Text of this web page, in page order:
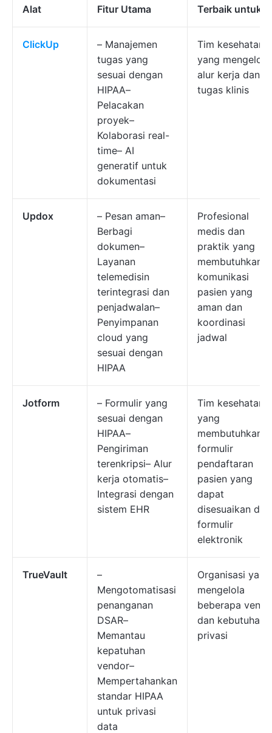
Alat Fitur Utama Terbaik untuk
ClickUp
– Manajemen
tugas yang
sesuai dengan
HIPAA–
Pelacakan
proyek–
Kolaborasi real-
time– AI
generatif untuk
dokumentasi
Tim kesehatan
yang mengelola
alur kerja dan
tugas klinis
Updox
– Pesan aman–
Berbagi
dokumen–
Layanan
telemedisin
terintegrasi dan
penjadwalan–
Penyimpanan
cloud yang
sesuai dengan
HIPAA
Profesional
medis dan
praktik yang
membutuhkan
komunikasi
pasien yang
aman dan
koordinasi
jadwal
Jotform
– Formulir yang
sesuai dengan
HIPAA–
Pengiriman
terenkripsi– Alur
kerja otomatis–
Integrasi dengan
sistem EHR
Tim kesehatan
yang
membutuhkan
formulir
pendaftaran
pasien yang
dapat
disesuaikan dan
formulir
elektronik
TrueVault
–
Mengotomatisasi
penanganan
DSAR–
Memantau
kepatuhan
vendor–
Mempertahankan
standar HIPAA
untuk privasi
data
Organisasi yang
mengelola
beberapa
dan kebutuhan
privasi